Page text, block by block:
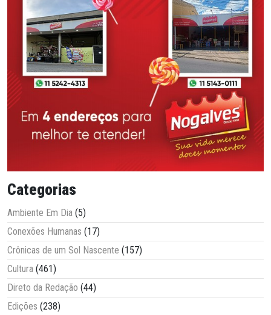
Categorias
Ambiente Em Dia (5)
Conexões Humanas (17)
Crônicas de um Sol Nascente (157)
Cultura (461)
Direto da Redação (44)
Edições (238)